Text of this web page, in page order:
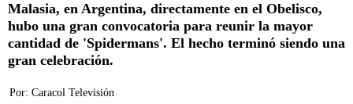
Malasia, en Argentina, directamente en el Obelisco,
hubo una gran convocatoria para reunir la mayor
cantidad de 'Spidermans'. El hecho terminó siendo una
gran celebración.
Por: Caracol Televisión